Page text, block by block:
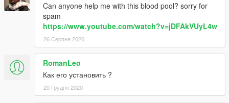
Can anyone help me with this blood pool? sorry for
spam
https://www.youtube.com/watch?v=jDFAkVUyL4w
26 Серпня 2020
RomanLeo
Как его установить ?
20 Грудня 2020